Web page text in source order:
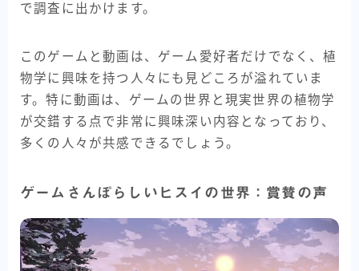
で調査に出かけます。
このゲームと動画は、ゲーム愛好者だけでなく、植
物学に興味を持つ人々にも見どころが溢れていま
す。特に動画は、ゲームの世界と現実世界の植物学
が交錯する点で非常に興味深い内容となっており、
多くの人々が共感できるでしょう。
ゲームさんぽらしいヒスイの世界：賞賛の声